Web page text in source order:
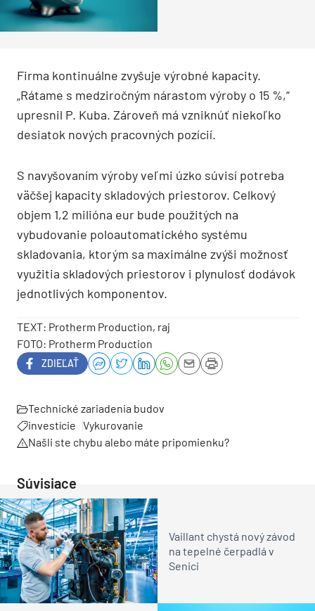
Firma kontinuálne zvyšuje výrobné kapacity.
„Rátame s medziročným nárastom výroby o 15 %,“
upresnil P. Kuba. Zároveň má vzniknúť niekoľko
desiatok nových pracovných pozícií.
S navyšovaním výroby veľmi úzko súvisí potreba
väčšej kapacity skladových priestorov. Celkový
objem 1,2 milióna eur bude použitých na
vybudovanie poloautomatického systému
skladovania, ktorým sa maximálne zvýši možnosť
využitia skladových priestorov i plynulosť dodávok
jednotlivých komponentov.
TEXT: Protherm Production, raj
FOTO: Protherm Production
ZDIEĽAŤ
Technické zariadenia budov
investície Vykurovanie
Našli ste chybu alebo máte pripomienku?
Súvisiace
Vaillant chystá nový závod
na tepelné čerpadlá v
Senici